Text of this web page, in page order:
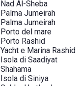
Nad Al-Sheba
Palma Jumeirah
Palma Jumeirah
Porto del mare
Porto Rashid
Yacht e Marina Rashid
Isola di Saadiyat
Shahama
Isola di Siniya